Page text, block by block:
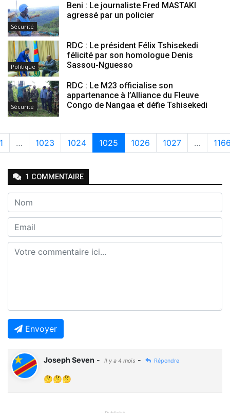
Sécurité
Beni : Le journaliste Fred MASTAKI
agressé par un policier
Politique
RDC : Le président Félix Tshisekedi
félicité par son homologue Denis
Sassou-Nguesso
Sécurité
RDC : Le M23 officialise son
appartenance à l’Alliance du Fleuve
Congo de Nangaa et défie Tshisekedi
… 1023 1024 1025 1026 1027 …
1 COMMENTAIRE
Envoyer
Joseph Seven - Il y a 4 mois - Répondre
🤔🤔🤔